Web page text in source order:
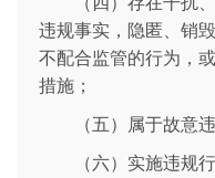
违规事实，隐匿、销
不配合监管的行为，
措施；
（五）属于故意
（六）实施违规